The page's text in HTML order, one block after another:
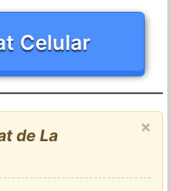
Celular
×
de La